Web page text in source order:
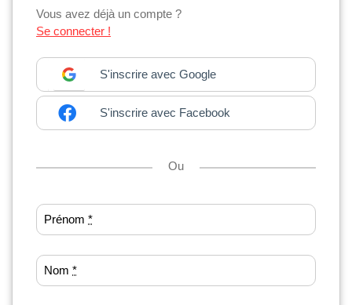
Vous avez déjà un compte ?
Se connecter !
S'inscrire avec Google
S'inscrire avec Facebook
Ou
Prénom *
Nom *